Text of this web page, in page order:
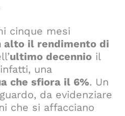
cinque mesi
alto il rendimento di
ultimo decennio il
una
che sfiora il 6%. Un
da evidenziare
che si affacciano